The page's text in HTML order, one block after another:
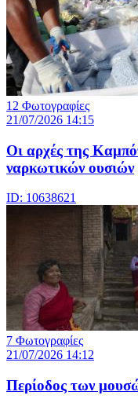
12 Φωτογραφίες
21/07/2026 14:15
Οι αρχές της
ναρκωτικών ουσιών
ID: 10638621
7 Φωτογραφίες
21/07/2026 14:12
Περίοδος των